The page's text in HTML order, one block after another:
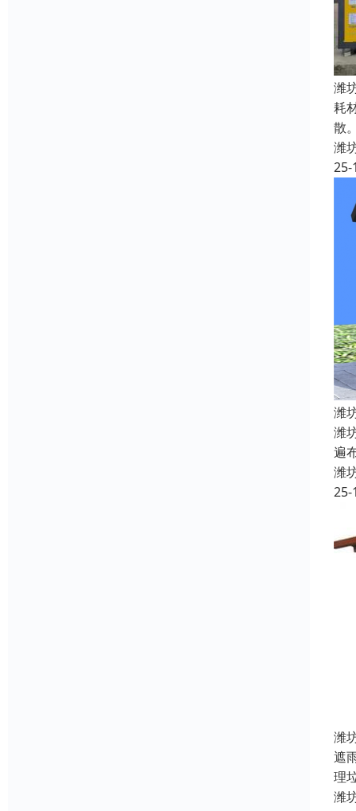
潍
耗
散
潍
25-
潍
潍
遍
潍
25-
潍
遮
理
潍